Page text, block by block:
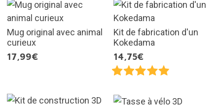
Mug original avec animal
curieux
17,99€
Kit de fabrication d'un
Kokedama
14,75€